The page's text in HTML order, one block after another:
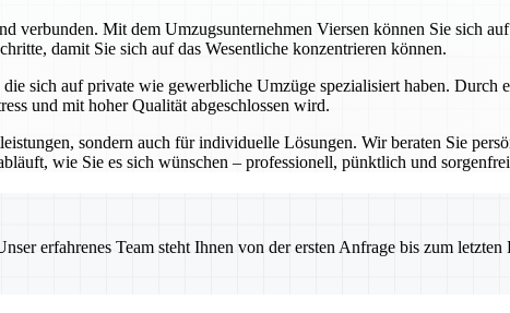
Mit dem Umzugsunternehmen Viersen können Sie sich
damit Sie sich auf das Wesentliche konzentrieren können.
sich auf private wie gewerbliche Umzüge spezialisiert haben.
und mit hoher Qualität abgeschlossen wird.
sondern auch für individuelle Lösungen. Wir beraten Sie
wie Sie es sich wünschen – professionell, pünktlich und
erfahrenes Team steht Ihnen von der ersten Anfrage bis zum